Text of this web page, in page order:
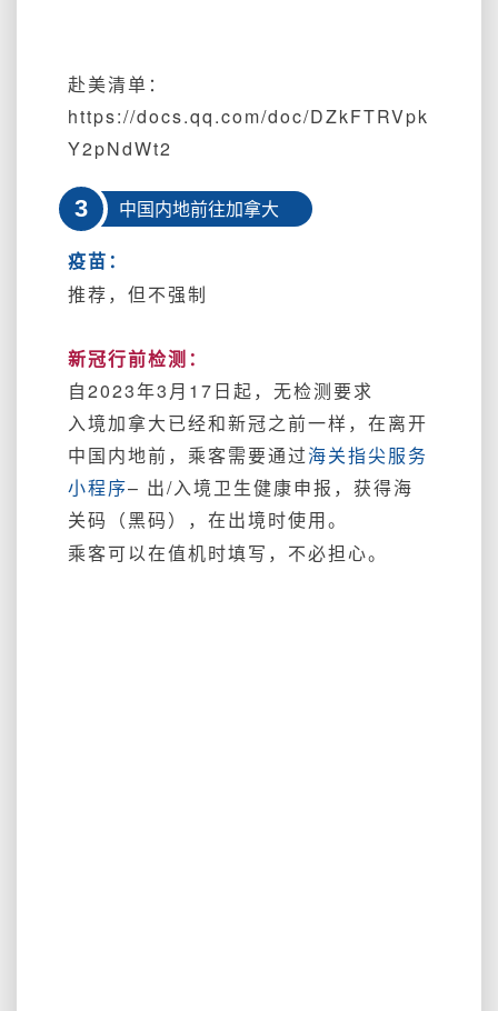
赴美清单：
https://docs.qq.com/doc/DZkFTRVpk
Y2pNdWt2
3 中国内地前往加拿大
疫苗：
推荐，但不强制
新冠行前检测：
自2023年3月17日起，无检测要求
入境加拿大已经和新冠之前一样， 在离开
中国内地前， 乘客需要通过海关指尖服务
小程序– 出/入境卫生健康申报，获得海
关码（黑码），在出境时使用。
乘客可以在值机时填写，不必担心。